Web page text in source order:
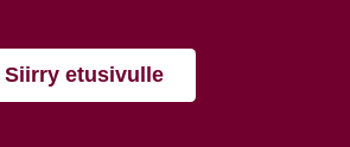
Siirry etusivulle